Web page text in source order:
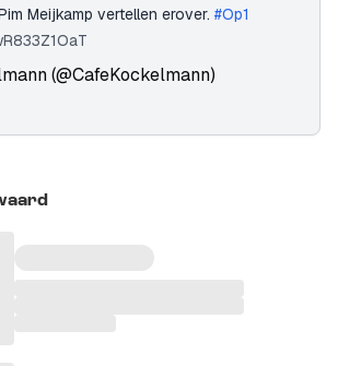
Meijkamp vertellen erover. #Op1
(@CafeKockelmann)